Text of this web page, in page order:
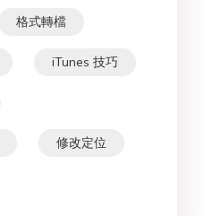
格式轉檔
iTunes 技巧
修改定位